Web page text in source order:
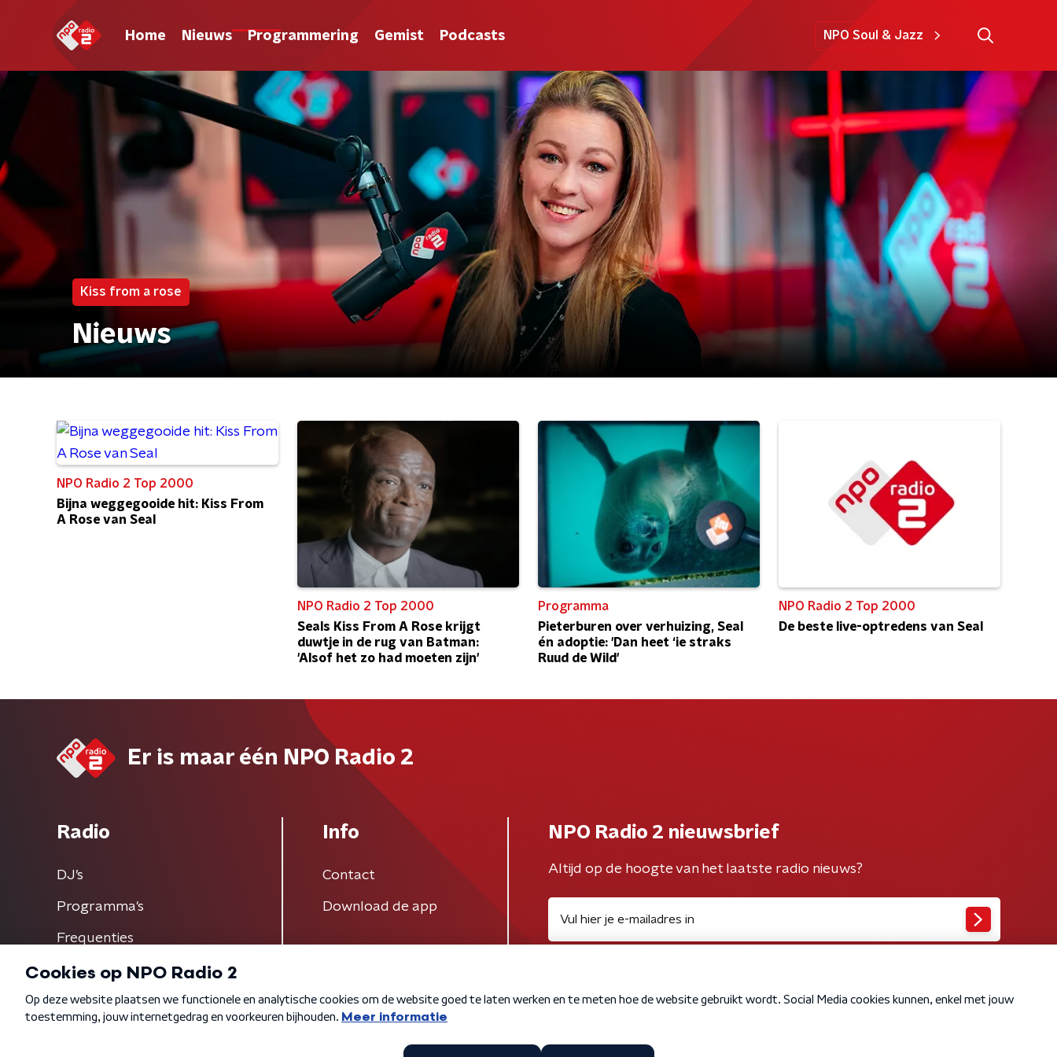
Home Nieuws Programmering Gemist Podcasts NPO Soul & Jazz
Kiss from a rose
Nieuws
NPO Radio 2 Top 2000
Bijna weggegooide hit: Kiss From
A Rose van Seal
NPO Radio 2 Top 2000
Seals Kiss From A Rose krijgt
duwtje in de rug van Batman:
'Alsof het zo had moeten zijn'
Programma
Pieterburen over verhuizing, Seal
én adoptie: 'Dan heet ‘ie straks
Ruud de Wild'
NPO Radio 2 Top 2000
De beste live-optredens van Seal
Er is maar één NPO Radio 2
Radio
DJ’s
Programma's
Frequenties
Info
Contact
Download de app
NPO Radio 2 nieuwsbrief
Altijd op de hoogte van het laatste radio nieuws?
Algemene voorwaarden Privacybeleid